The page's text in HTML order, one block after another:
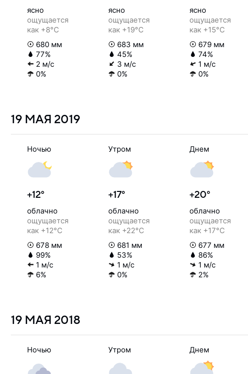
ясно
ощущается
как +8°C
680 мм
77%
2 м/с
0%
ясно
ощущается
как +19°C
683 мм
45%
3 м/с
0%
ясно
ощущается
как +15°C
679 мм
74%
1 м/с
0%
19 МАЯ 2019
Ночью
+12°
облачно
ощущается
как +12°C
678 мм
99%
1 м/с
6%
Утром
+17°
облачно
ощущается
как +22°C
681 мм
53%
1 м/с
0%
Днем
+20°
облачно
ощущается
как +17°C
677 мм
86%
1 м/с
2%
19 МАЯ 2018
Ночью Утром Днем